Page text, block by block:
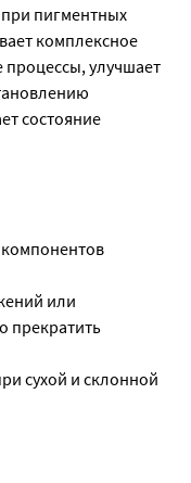
при пигментных
комплексное
процессы, улучшает
состояние
или
прекратить
сухой и склонной